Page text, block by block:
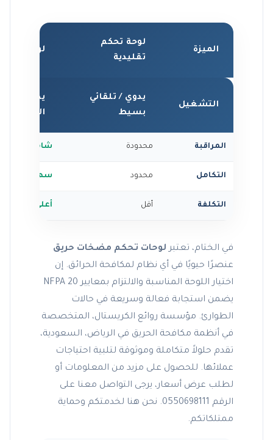
الميزة
لوحة تحكم
تقليدية
لوحة
التشغيل
يدوي / تلقائي
بسيط
يدوي /
السرعة
المراقبة محدودة شاملة مع
التكامل محدود سهولة
التكلفة أقل أعلى
في الختام، تعتبر لوحات تحكم مضخات حريق
عنصرًا حيويًا في أي نظام لمكافحة الحرائق. إن
اختيار اللوحة المناسبة والالتزام بمعايير NFPA 20
يضمن استجابة فعالة وسريعة في حالات
الطوارئ. مؤسسة روائع الكريستال، المتخصصة
في أنظمة مكافحة الحريق في الرياض، السعودية،
تقدم حلولاً متكاملة وموثوقة لتلبية احتياجات
عملائها. للحصول على مزيد من المعلومات أو
لطلب عرض أسعار، يرجى التواصل معنا على
الرقم 0550698111. نحن هنا لخدمتكم وحماية
ممتلكاتكم.